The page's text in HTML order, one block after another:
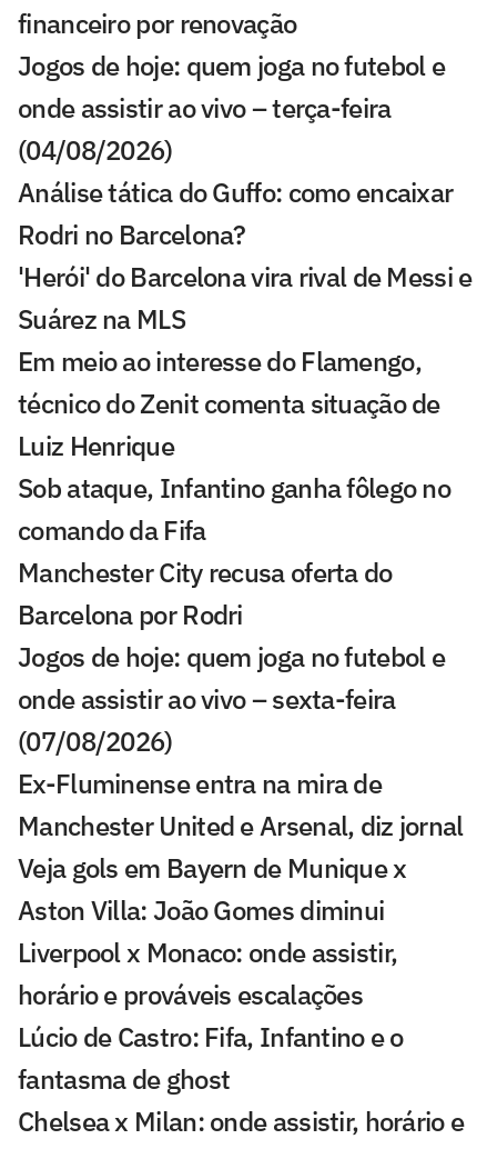
financeiro por renovação
Jogos de hoje: quem joga no futebol e
onde assistir ao vivo – terça-feira
(04/08/2026)
Análise tática do Guffo: como encaixar
Rodri no Barcelona?
'Herói' do Barcelona vira rival de Messi e
Suárez na MLS
Em meio ao interesse do Flamengo,
técnico do Zenit comenta situação de
Luiz Henrique
Sob ataque, Infantino ganha fôlego no
comando da Fifa
Manchester City recusa oferta do
Barcelona por Rodri
Jogos de hoje: quem joga no futebol e
onde assistir ao vivo – sexta-feira
(07/08/2026)
Ex-Fluminense entra na mira de
Manchester United e Arsenal, diz jornal
Veja gols em Bayern de Munique x
Aston Villa: João Gomes diminui
Liverpool x Monaco: onde assistir,
horário e prováveis escalações
Lúcio de Castro: Fifa, Infantino e o
fantasma de ghost
Chelsea x Milan: onde assistir, horário e